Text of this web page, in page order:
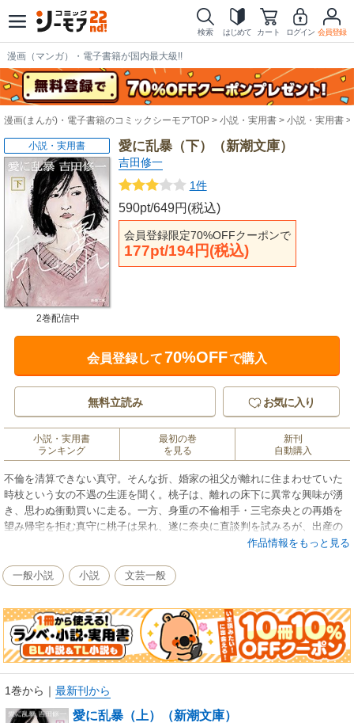
検索 はじめて カート ログイン 会員登録
漫画（マンガ）・電子書籍が国内最大級!!
漫画(まんが)・電子書籍のコミックシーモアTOP 小説・実用書 小説・実用書
愛に乱暴（下）（新潮文庫）
吉田修一
1件
590pt/649円(税込)
会員登録限定70%OFFクーポンで
177pt/194円(税込)
小説・実用書
2巻配信中
会員登録して70%OFFで購入
無料立読み お気に入り
小説・実用書
ランキング
最初の巻
を見る
新刊
自動購入
不倫を清算できない真守。そんな折、婚家の祖父が離れに住まわせていた
時枝という女の不遇の生涯を聞く。桃子は、離れの床下に異常な興味が湧
き、思わぬ衝動買いに走る。一方、身重の不倫相手・三宅奈央との再婚を
望み帰宅を拒む真守に桃子は呆れ、遂に奈央に直談判を試みるが、出産の
決意は固く、義母までもが桃子の様子が変だと態度を変えてきた。予期せ
作品情報をもっと見る
一般小説 小説 文芸一般
1巻から ｜ 最新刊から
愛に乱暴（上）（新潮文庫）